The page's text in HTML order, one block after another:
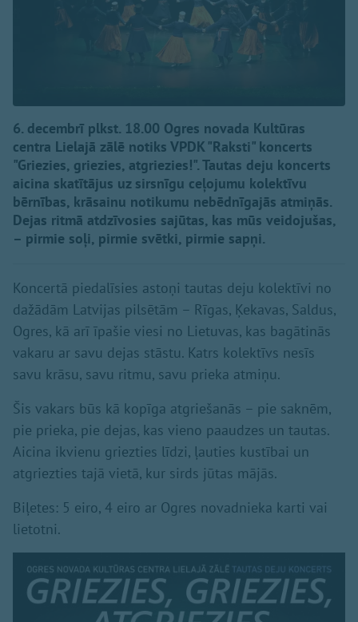
6. decembrī plkst. 18.00 Ogres novada Kultūras
centra Lielajā zālē notiks VPDK "Raksti" koncerts
"Griezies, griezies, atgriezies!". Tautas deju koncerts
aicina skatītājus uz sirsnīgu ceļojumu kolektīvu
bērnības, krāsainu notikumu nebēdnīgajās atmiņās.
Dejas ritmā atdzīvosies sajūtas, kas mūs veidojušas,
– pirmie soļi, pirmie svētki, pirmie sapņi.
Koncertā piedalīsies astoņi tautas deju kolektīvi no
dažādām Latvijas pilsētām – Rīgas, Ķekavas, Saldus,
Ogres, kā arī īpašie viesi no Lietuvas, kas bagātinās
vakaru ar savu dejas stāstu. Katrs kolektīvs nesīs
savu krāsu, savu ritmu, savu prieka atmiņu.
Šis vakars būs kā kopīga atgriešanās – pie saknēm,
pie prieka, pie dejas, kas vieno paaudzes un tautas.
Aicina ikvienu griezties līdzi, ļauties kustībai un
atgriezties tajā vietā, kur sirds jūtas mājās.
Biļetes: 5 eiro, 4 eiro ar Ogres novadnieka karti vai
lietotni.